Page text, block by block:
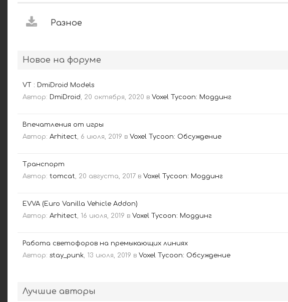
Разное
Новое на форуме
VT : DmiDroid Models
Автор: DmiDroid, 20 октября, 2020 в Voxel Tycoon: Моддинг
Впечатления от игры
Автор: Arhitect, 6 июля, 2019 в Voxel Tycoon: Обсуждение
Транспорт
Автор: tomcat, 20 августа, 2017 в Voxel Tycoon: Моддинг
EVVA (Euro Vanilla Vehicle Addon)
Автор: Arhitect, 16 июля, 2019 в Voxel Tycoon: Моддинг
Работа светофоров на премыкающих линиях
Автор: stay_punk, 13 июля, 2019 в Voxel Tycoon: Обсуждение
Лучшие авторы